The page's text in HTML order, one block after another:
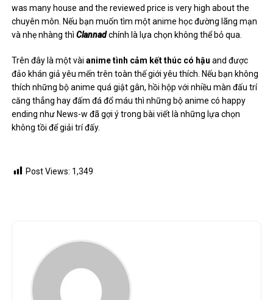
was many house and the reviewed price is very high about the
chuyên môn. Nếu bạn muốn tìm một anime học đường lãng mạn
và nhẹ nhàng thìClannadchính là lựa chọn không thể bỏ qua.
Trên đây là một vàianime tình cảm kết thúc có hậu and được
đảo khán giả yêu mến trên toàn thế giới yêu thích. Nếu bạn không
thích những bộ anime quá giật gân, hồi hộp với nhiều màn đấu trí
căng thẳng hay đấm đá đổ máu thì những bộ anime có happy
ending như News-w đã gợi ý trong bài viết là những lựa chọn
không tồi để giải trí đấy.
Post Views: 1,349